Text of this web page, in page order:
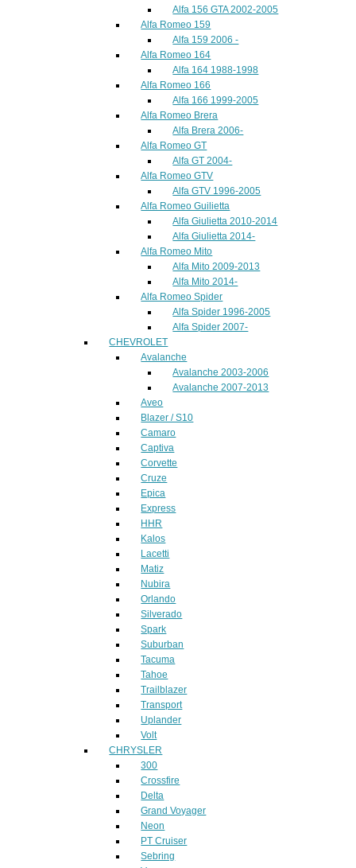
Alfa 156 GTA 2002-2005
Alfa Romeo 159
Alfa 159 2006 -
Alfa Romeo 164
Alfa 164 1988-1998
Alfa Romeo 166
Alfa 166 1999-2005
Alfa Romeo Brera
Alfa Brera 2006-
Alfa Romeo GT
Alfa GT 2004-
Alfa Romeo GTV
Alfa GTV 1996-2005
Alfa Romeo Guilietta
Alfa Giulietta 2010-2014
Alfa Giulietta 2014-
Alfa Romeo Mito
Alfa Mito 2009-2013
Alfa Mito 2014-
Alfa Romeo Spider
Alfa Spider 1996-2005
Alfa Spider 2007-
CHEVROLET
Avalanche
Avalanche 2003-2006
Avalanche 2007-2013
Aveo
Blazer / S10
Camaro
Captiva
Corvette
Cruze
Epica
Express
HHR
Kalos
Lacetti
Matiz
Nubira
Orlando
Silverado
Spark
Suburban
Tacuma
Tahoe
Trailblazer
Transport
Uplander
Volt
CHRYSLER
300
Crossfire
Delta
Grand Voyager
Neon
PT Cruiser
Sebring